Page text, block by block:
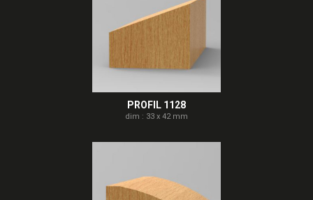
PROFIL 1128
dim : 33 x 42 mm